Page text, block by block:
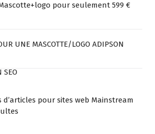
pour seulement 599 €
UNE MASCOTTE/LOGO ADIPSON
SEO
d’articles pour sites web Mainstream